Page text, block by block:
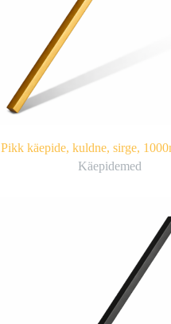
Pikk käepide, kuldne, sirge,
Käepidemed